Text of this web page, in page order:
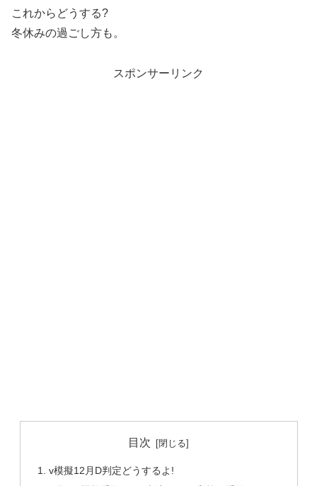
これからどうする?
冬休みの過ごし方も。
スポンサーリンク
目次
v模擬12月D判定どうするよ!